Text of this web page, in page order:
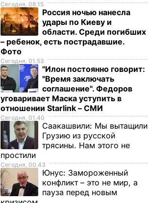
Сегодня, 08.15
Россия ночью нанесла
удары по Киеву и
области. Среди погибших
– ребенок, есть пострадавшие.
Фото
Сегодня, 01.53
"Илон постоянно говорит:
"Время заключать
соглашение". Федоров
уговаривает Маска уступить в
отношении Starlink – СМИ
Сегодня, 01.40
Саакашвили: Мы вытащили
Грузию из русской
трясины. Нам этого не
простили
Сегодня, 00.43
Юнус: Замороженный
конфликт – это не мир, а
пауза перед новым